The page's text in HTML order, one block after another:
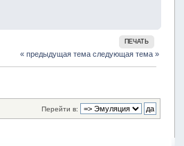
ПЕЧАТЬ
« предыдущая тема следующая тема »
Перейти в: